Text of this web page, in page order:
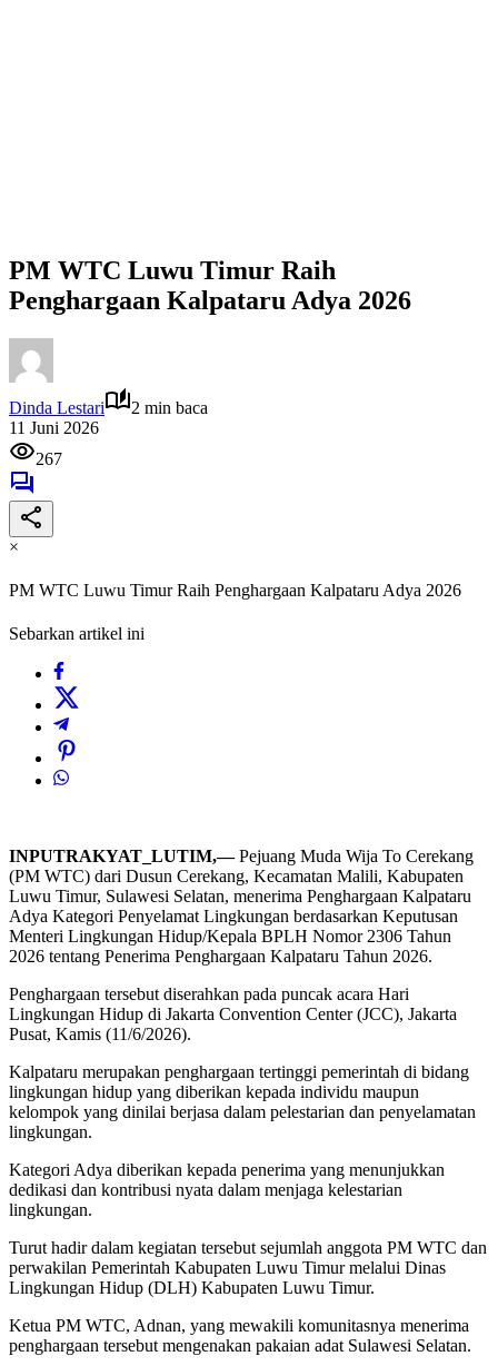
PM WTC Luwu Timur Raih
Penghargaan Kalpataru Adya 2026
Dinda Lestari
2 min baca
11 Juni 2026
267
×
PM WTC Luwu Timur Raih Penghargaan Kalpataru Adya 2026
Sebarkan artikel ini
INPUTRAKYAT_LUTIM,—Pejuang Muda Wija To Cerekang
(PM WTC) dari Dusun Cerekang, Kecamatan Malili, Kabupaten
Luwu Timur, Sulawesi Selatan, menerima Penghargaan Kalpataru
Adya Kategori Penyelamat Lingkungan berdasarkan Keputusan
Menteri Lingkungan Hidup/Kepala BPLH Nomor 2306 Tahun
2026 tentang Penerima Penghargaan Kalpataru Tahun 2026.
Penghargaan tersebut diserahkan pada puncak acara Hari
Lingkungan Hidup di Jakarta Convention Center (JCC), Jakarta
Pusat, Kamis (11/6/2026).
Kalpataru merupakan penghargaan tertinggi pemerintah di bidang
lingkungan hidup yang diberikan kepada individu maupun
kelompok yang dinilai berjasa dalam pelestarian dan penyelamatan
lingkungan.
Kategori Adya diberikan kepada penerima yang menunjukkan
dedikasi dan kontribusi nyata dalam menjaga kelestarian
lingkungan.
Turut hadir dalam kegiatan tersebut sejumlah anggota PM WTC dan
perwakilan Pemerintah Kabupaten Luwu Timur melalui Dinas
Lingkungan Hidup (DLH) Kabupaten Luwu Timur.
Ketua PM WTC, Adnan, yang mewakili komunitasnya menerima
penghargaan tersebut mengenakan pakaian adat Sulawesi Selatan.